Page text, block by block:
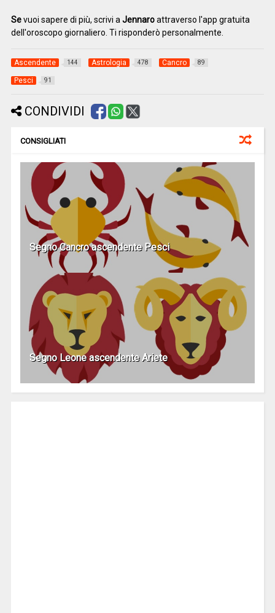
Sevuoi sapere di più, scrivi a Jennaroattraverso l'app gratuita
dell'oroscopo giornaliero. Ti risponderò personalmente.
Ascendente 144 Astrologia 478 Cancro 89
Pesci 91
CONDIVIDI
CONSIGLIATI
Segno Cancro ascendente Pesci
Segno Leone ascendente Ariete